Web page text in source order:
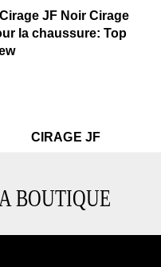
CIRAGE JF
BOUTIQUE